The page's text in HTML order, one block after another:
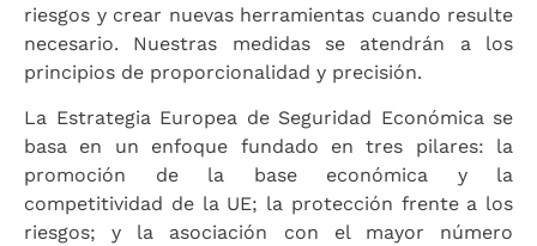
riesgos y crear nuevas herramientas cuando resulte
necesario. Nuestras medidas se atendrán a los
principios de proporcionalidad y precisión.
La Estrategia Europea de Seguridad Económica se
basa en un enfoque fundado en tres pilares: la
promoción de la base económica y la
competitividad de la UE; la protección frente a los
riesgos; y la asociación con el mayor número